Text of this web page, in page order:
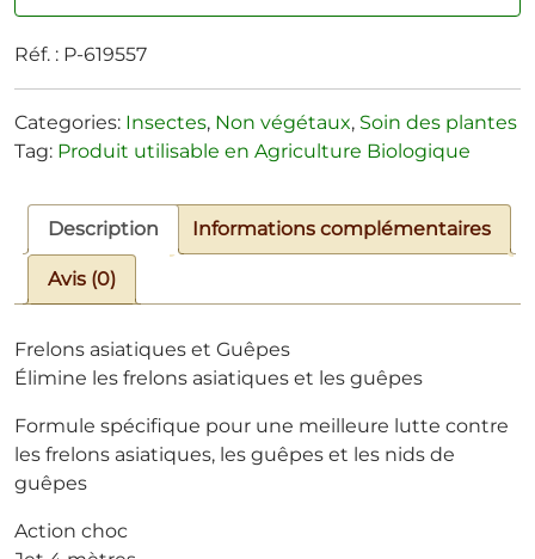
Réf. : P-619557
Categories: Insectes, Non végétaux, Soin des plantes
Tag: Produit utilisable en Agriculture Biologique
Description Informations complémentaires
Avis (0)
Frelons asiatiques et Guêpes
Élimine les frelons asiatiques et les guêpes
Formule spécifique pour une meilleure lutte contre
les frelons asiatiques, les guêpes et les nids de
guêpes
Action choc